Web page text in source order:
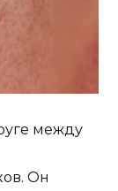
между
Он